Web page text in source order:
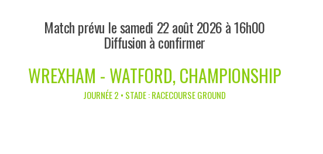
Match prévu le samedi 22 août 2026 à 16h00
Diffusion à confirmer
WREXHAM - WATFORD, CHAMPIONSHIP
JOURNÉE 2 • STADE : RACECOURSE GROUND